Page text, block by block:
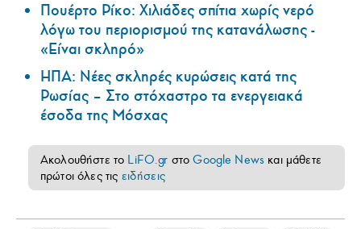
Πουέρτο Ρίκο: Χιλιάδες σπίτια χωρίς νερό
λόγω του περιορισμού της κατανάλωσης -
«Είναι σκληρό»
ΗΠΑ: Nέες σκληρές κυρώσεις κατά της
Ρωσίας – Στο στόχαστρο τα ενεργειακά
έσοδα της Μόσχας
Ακολουθήστε το LiFO.gr στοGoogle News και μάθετε
πρώτοι όλες τις ειδήσεις